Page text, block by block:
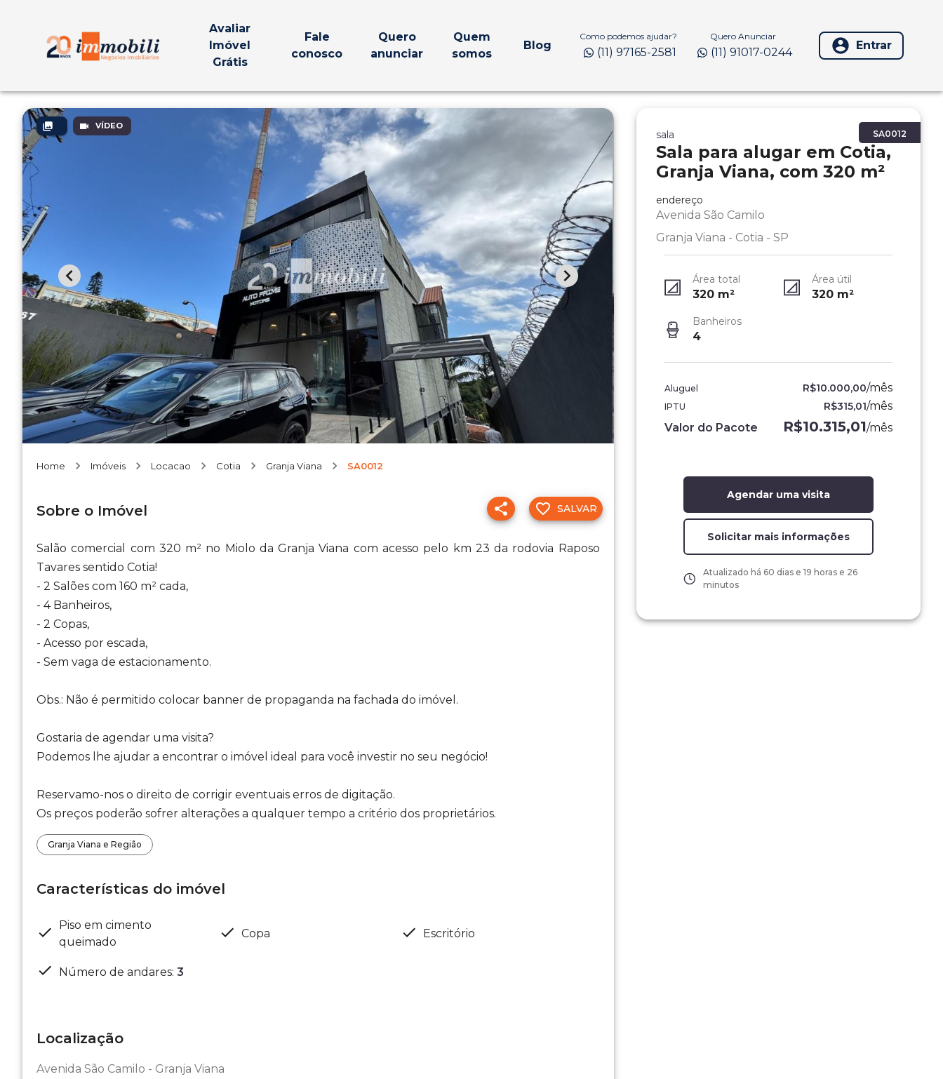
Avaliar
Imóvel
Grátis
Fale
conosco
Quero
anunciar
Quem
somos
Blog
Como podemos ajudar?
(11) 97165-2581
Quero Anunciar
(11) 91017-0244 Entrar
VÍDEO
Home Imóveis Locacao Cotia Granja Viana SA0012
Sobre o Imóvel
Salão comercial com 320 m² no Miolo da Granja Viana com acesso pelo km 23 da rodovia Raposo
Tavares sentido Cotia!
- 2 Salões com 160 m² cada,
- 4 Banheiros,
- 2 Copas,
- Acesso por escada,
- Sem vaga de estacionamento.
Obs.: Não é permitido colocar banner de propaganda na fachada do imóvel.
Gostaria de agendar uma visita?
Podemos lhe ajudar a encontrar o imóvel ideal para você investir no seu negócio!
Reservamo-nos o direito de corrigir eventuais erros de digitação.
Os preços poderão sofrer alterações a qualquer tempo a critério dos proprietários.
Granja Viana e Região
SALVAR
Características do imóvel
Piso em cimento
queimado
Copa Escritório
Número de andares: 3
Localização
Avenida São Camilo - Granja Viana
SA0012
sala
Sala para alugar em Cotia,
Granja Viana, com 320 m²
endereço
Avenida São Camilo
Granja Viana - Cotia - SP
Área total
320m²
Área útil
320 m²
Banheiros
4
Aluguel R$10.000,00/mês
IPTU R$315,01/mês
Valor do Pacote
R$10.315,01/mês
Agendar uma visita
Solicitar mais informações
Atualizado há 60 dias e 19 horas e 26
minutos